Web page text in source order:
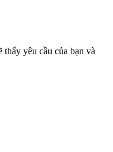
yêu cầu của bạn và